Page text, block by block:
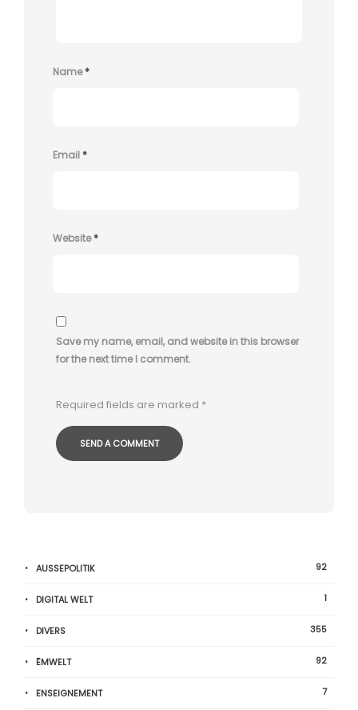
Name*
Email*
Website*
Save my name, email, and website in this browser
for the next time I comment.
Required fields are marked *
AUSSEPOLITIK 92
DIGITAL WELT 1
DIVERS 355
ËMWELT 92
ENSEIGNEMENT 7